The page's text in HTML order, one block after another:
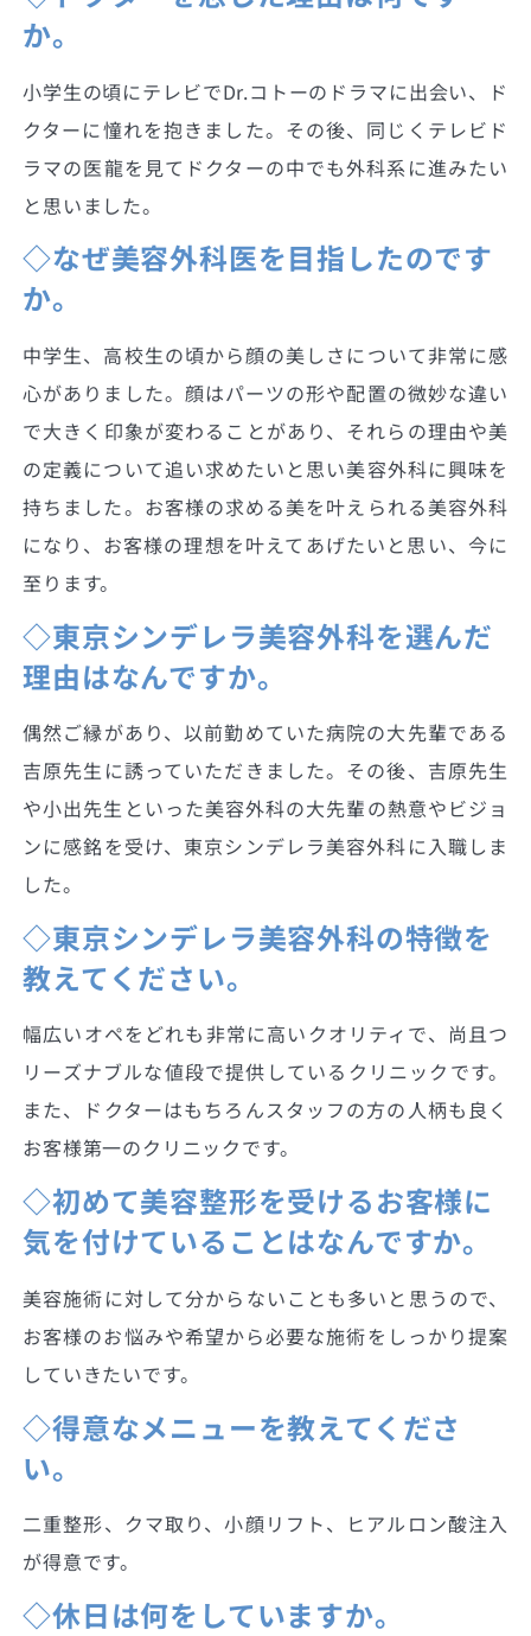
か。
小学生の頃にテレビでDr.コトーのドラマに出会い、ド
クターに憧れを抱きました。その後、同じくテレビド
ラマの医龍を見てドクターの中でも外科系に進みたい
と思いました。
◇なぜ美容外科医を目指したのです
か。
中学生、高校生の頃から顔の美しさについて非常に感
心がありました。顔はパーツの形や配置の微妙な違い
で大きく印象が変わることがあり、それらの理由や美
の定義について追い求めたいと思い美容外科に興味を
持ちました。お客様の求める美を叶えられる美容外科
になり、お客様の理想を叶えてあげたいと思い、今に
至ります。
◇東京シンデレラ美容外科を選んだ
理由はなんですか。
偶然ご縁があり、以前勤めていた病院の大先輩である
吉原先生に誘っていただきました。その後、吉原先生
や小出先生といった美容外科の大先輩の熱意やビジョ
ンに感銘を受け、東京シンデレラ美容外科に入職しま
した。
◇東京シンデレラ美容外科の特徴を
教えてください。
幅広いオペをどれも非常に高いクオリティで、尚且つ
リーズナブルな値段で提供しているクリニックです。
また、ドクターはもちろんスタッフの方の人柄も良く
お客様第一のクリニックです。
◇初めて美容整形を受けるお客様に
気を付けていることはなんですか。
美容施術に対して分からないことも多いと思うので、
お客様のお悩みや希望から必要な施術をしっかり提案
していきたいです。
◇得意なメニューを教えてくださ
い。
二重整形、クマ取り、小顔リフト、ヒアルロン酸注入
が得意です。
◇休日は何をしていますか。